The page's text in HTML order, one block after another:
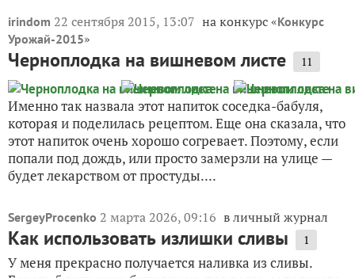
irindom 22 сентября 2015, 13:07 на конкурс «Конкурс
Урожай-2015»
Черноплодка на вишневом листе 11
Именно так назвала этот напиток соседка-бабуля,
которая и поделилась рецептом. Еще она сказала, что
этот напиток очень хорошо согревает. Поэтому, если
попали под дождь, или просто замерзли на улице —
будет лекарством от простуды....
SergeyProcenko 2 марта 2026, 09:16 в личный журнал
Как использовать излишки сливы 1
У меня прекрасно получается наливка из сливы.